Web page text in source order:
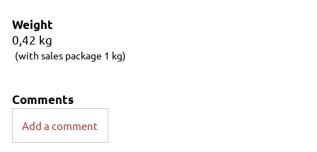
Weight
0,42 kg
(with sales package 1 kg)
Comments
Add a comment